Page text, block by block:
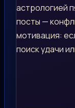
астрологией
посты —
мотивация:
поиск удачи